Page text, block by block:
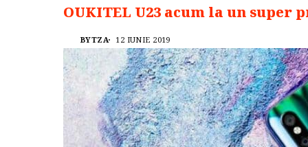
OUKITEL U23 acum la un super
BYTZA 12 IUNIE 2019